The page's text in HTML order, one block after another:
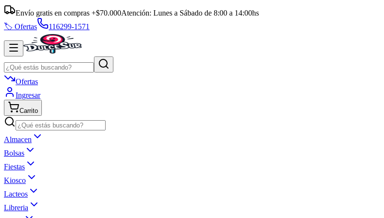
Envío gratis en compras +$70.000Atención: Lunes a Sábado de 8:00 a 14:00hs
🏷️ Ofertas
116299-1571
Ofertas
Ingresar
Carrito
Almacen
Bolsas
Fiestas
Kiosco
Lacteos
Libreria